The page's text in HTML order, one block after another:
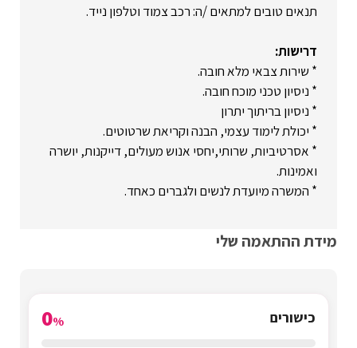
תנאים טובים למתאים /ה: רכב צמוד וטלפון נייד.
דרישות:
* שירות צבאי מלא חובה.
* ניסיון טכני מוכח חובה.
* ניסיון בריתוך יתרון
* יכולת לימוד עצמי, הבנה וקריאת שרטוטים.
* אסרטיביות, שרותי,יחסי אנוש מעולים, דייקנות, יושרה
ואמינות.
* המשרה מיועדת לנשים ולגברים כאחד.
מידת ההתאמה שלי
כישורים 0%